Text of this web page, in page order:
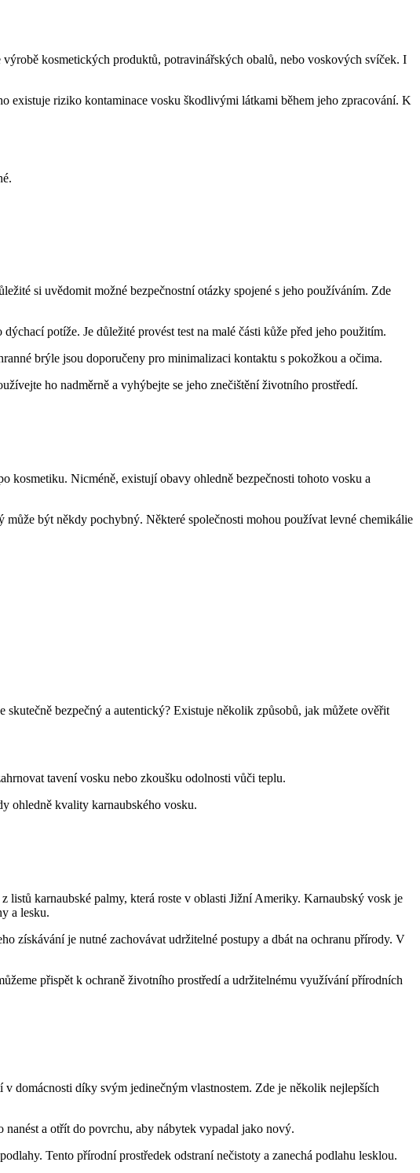
kosmetických produktů, potravinářských obalů, nebo voskových svíček. I
existuje riziko kontaminace vosku škodlivými látkami během jeho zpracování. K
si uvědomit možné bezpečnostní otázky spojené s jeho používáním. Zde
potíže. Je důležité provést test na malé části kůže před jeho použitím.
brýle jsou doporučeny pro minimalizaci kontaktu s pokožkou a očima.
ho nadměrně a vyhýbejte se jeho znečištění životního prostředí.
kosmetiku. Nicméně, existují obavy ohledně bezpečnosti tohoto vosku a
být někdy pochybný. Některé společnosti mohou používat levné chemikálie
bezpečný a autentický? Existuje několik způsobů, jak můžete ověřit
tavení vosku nebo zkoušku odolnosti vůči teplu.
ohledně kvality karnaubského vosku.
karnaubské palmy, která roste v oblasti Jižní Ameriky. Karnaubský vosk je
a lesku.
získávání je nutné zachovávat udržitelné postupy a dbát na ochranu přírody. V
přispět k ochraně životního prostředí a udržitelnému využívání přírodních
domácnosti díky svým jedinečným vlastnostem. Zde je několik nejlepších
a otřít do povrchu, aby nábytek vypadal jako nový.
Tento přírodní prostředek odstraní nečistoty a zanechá podlahu lesklou.